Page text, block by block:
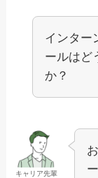
インター
ールはど
か？
キャリア先輩